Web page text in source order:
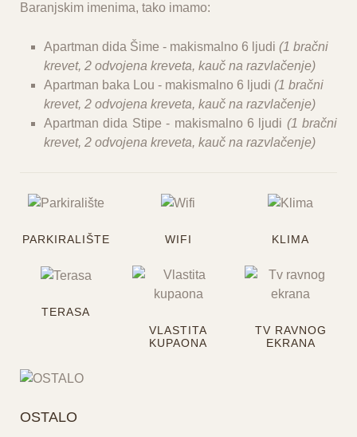
Baranjskim imenima, tako imamo:
Apartman dida Šime - makismalno 6 ljudi (1 bračni
krevet, 2 odvojena kreveta, kauč na razvlačenje)
Apartman baka Lou - makismalno 6 ljudi (1 bračni
krevet, 2 odvojena kreveta, kauč na razvlačenje)
Apartman dida Stipe- makismalno 6 ljudi (1 bračni
krevet, 2 odvojena kreveta, kauč na razvlačenje)
PARKIRALIŠTE WIFI KLIMA
TERASA
VLASTITA
KUPAONA
TV RAVNOG
EKRANA
OSTALO